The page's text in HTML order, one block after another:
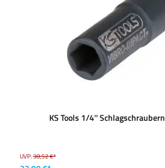
KS Tools 1/4''
UVP:38,52 €*